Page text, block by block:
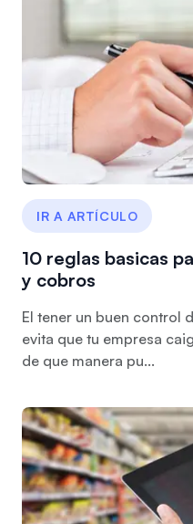
IR A ARTÍCULO
10 reglas basicas
y cobros
El tener un buen control
evita que tu empresa
de que manera pu...